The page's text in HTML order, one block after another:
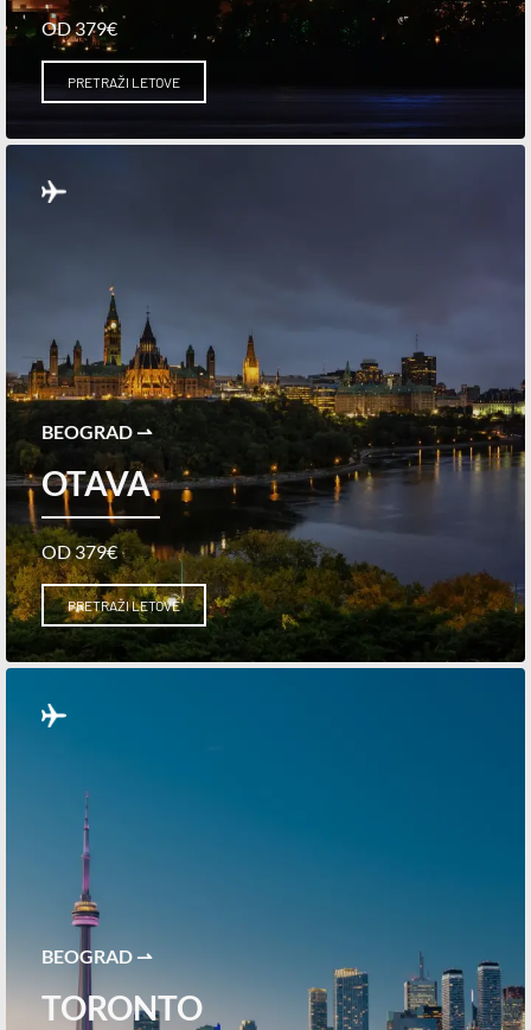
OD 379€
PRETRAŽI LETOVE
BEOGRAD ⇀
OTAVA
OD 379€
PRETRAŽI LETOVE
BEOGRAD ⇀
TORONTO